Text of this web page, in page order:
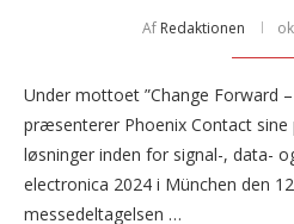
Af Redaktionen
Under mottoet ”Change Forward
præsenterer Phoenix Contact
løsninger inden for signal-, data-
electronica 2024 i München den
messedeltagelsen …